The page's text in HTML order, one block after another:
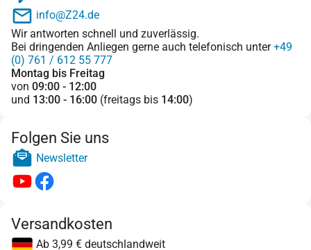
info@Z24.de
Wir antworten schnell und zuverlässig.
Bei dringenden Anliegen gerne auch telefonisch unter+49
(0) 761 / 612 55 777
Montag bis Freitag
von 09:00 - 12:00
und 13:00 - 16:00 (freitags bis 14:00)
Folgen Sie uns
Newsletter
Versandkosten
Ab 3,99 € deutschlandweit